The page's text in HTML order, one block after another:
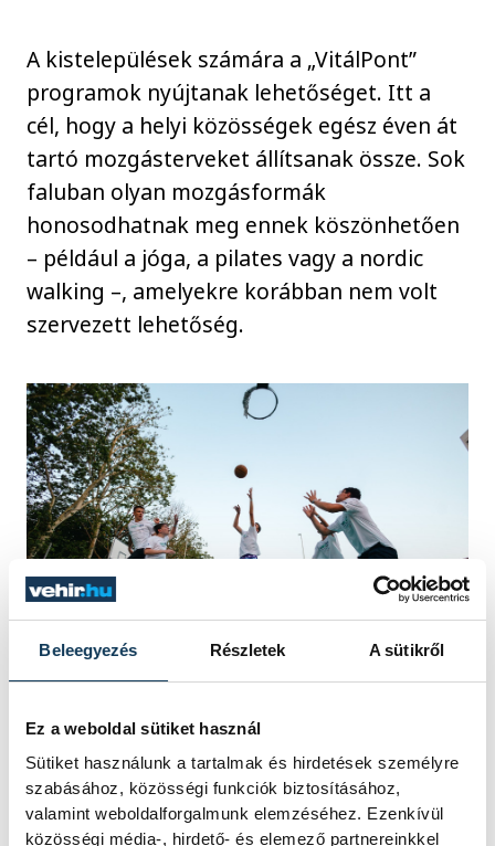
Beleegyezés Részletek A sütikről
Ez a weboldal sütiket használ
Sütiket használunk a tartalmak és hirdetések személyre
szabásához, közösségi funkciók biztosításához,
valamint weboldalforgalmunk elemzéséhez. Ezenkívül
közösségi média-, hirdető- és elemező partnereinkkel
A kistelepülések számára a „VitálPont”
programok nyújtanak lehetőséget. Itt a
cél, hogy a helyi közösségek egész éven át
tartó mozgásterveket állítsanak össze. Sok
faluban olyan mozgásformák
honosodhatnak meg ennek köszönhetően
– például a jóga, a pilates vagy a nordic
walking –, amelyekre korábban nem volt
szervezett lehetőség.
Aki most kezdene hozzá a pályázatának